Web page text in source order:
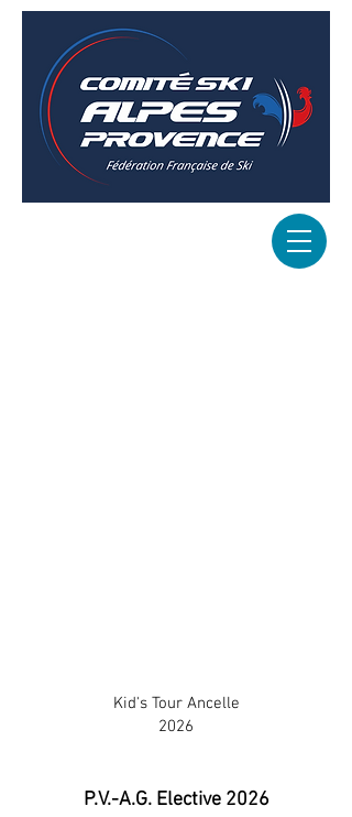
Kid's Tour Ancelle
2026
P.V.-A.G. Elective 2026